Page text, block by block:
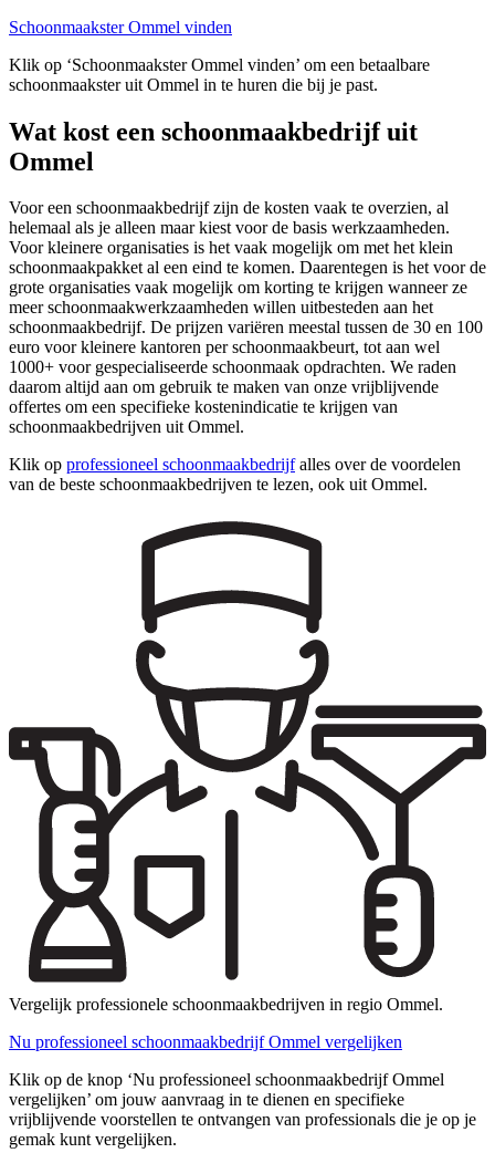
Schoonmaakster Ommel vinden
Klik op ‘Schoonmaakster Ommel vinden’ om een betaalbare
schoonmaakster uit Ommel in te huren die bij je past.
Wat kost een schoonmaakbedrijf uit
Ommel
Voor een schoonmaakbedrijf zijn de kosten vaak te overzien, al
helemaal als je alleen maar kiest voor de basis werkzaamheden.
Voor kleinere organisaties is het vaak mogelijk om met het klein
schoonmaakpakket al een eind te komen. Daarentegen is het voor de
grote organisaties vaak mogelijk om korting te krijgen wanneer ze
meer schoonmaakwerkzaamheden willen uitbesteden aan het
schoonmaakbedrijf. De prijzen variëren meestal tussen de 30 en 100
euro voor kleinere kantoren per schoonmaakbeurt, tot aan wel
1000+ voor gespecialiseerde schoonmaak opdrachten. We raden
daarom altijd aan om gebruik te maken van onze vrijblijvende
offertes om een specifieke kostenindicatie te krijgen van
schoonmaakbedrijven uit Ommel.
Klik op professioneel schoonmaakbedrijfalles over de voordelen
van de beste schoonmaakbedrijven te lezen, ook uit Ommel.
Vergelijk professionele schoonmaakbedrijven in regio Ommel.
Nu professioneel schoonmaakbedrijf Ommel vergelijken
Klik op de knop ‘Nu professioneel schoonmaakbedrijf Ommel
vergelijken’ om jouw aanvraag in te dienen en specifieke
vrijblijvende voorstellen te ontvangen van professionals die je op je
gemak kunt vergelijken.